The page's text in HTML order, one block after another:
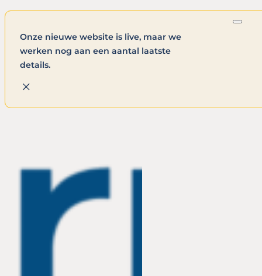
Onze nieuwe website is live, maar we
werken nog aan een aantal laatste
details.